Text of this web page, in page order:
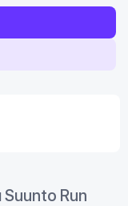
Run